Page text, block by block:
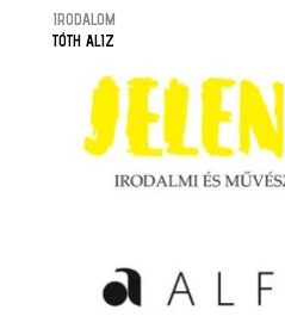
IRODALOM
TÓTH ALIZ